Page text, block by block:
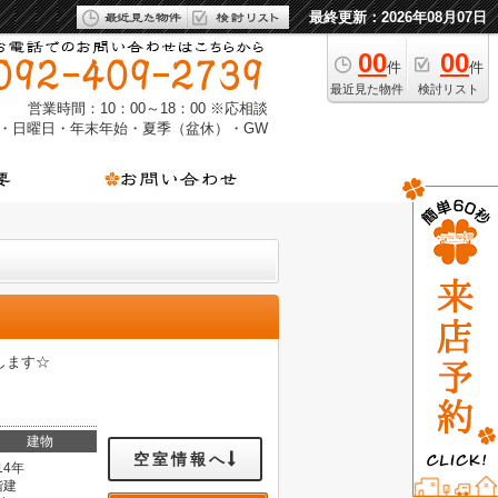
最終更新：2026年08月07日
00件
最近見た物件
00件
検討リスト
営業時間：10：00～18：00 ※応相談
日曜日・年末年始・夏季（盆休）・GW
ます☆
建物
年
建
空室情報へ